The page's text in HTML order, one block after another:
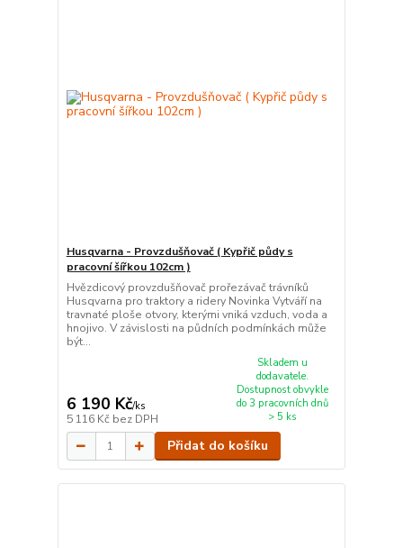
Husqvarna - Provzdušňovač ( Kypřič půdy s
pracovní šířkou 102cm )
Hvězdicový provzdušňovač prořezávač trávníků
Husqvarna pro traktory a ridery Novinka Vytváří na
travnaté ploše otvory, kterými vniká vzduch, voda a
hnojivo. V závislosti na půdních podmínkách může
být...
6 190 Kč/ks
5 116 Kč bez DPH
Skladem u
dodavatele.
Dostupnost obvykle
do 3 pracovních dnů
> 5 ks
Přidat do košíku